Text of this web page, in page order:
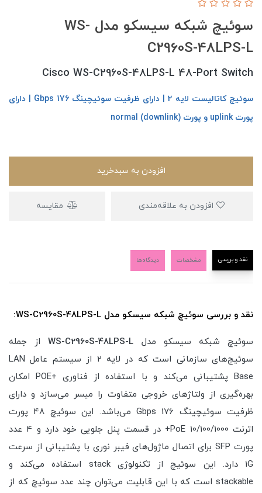
سوئیچ شبکه سیسکو مدل WS-
C2960S-48LPS-L
Cisco WS-C2960S-48LPS-L 48-Port Switch
سوئیچ کاتالیست لایه 2 | دارای ظرفیت سوئیچینگ 176 Gbps | دارای
پورت uplink و پورت normal (downlink)
افزودن به سبدخرید
مقایسه
نقد و بررسی مشخصات دیدگاه‌ها
نقد و بررسی سوئیچ شبکه سیسکو مدل WS-C2960S-48LPS-L:
سوئیچ شبکه سیسکو مدل WS-C2960S-48LPS-Lاز جمله
سوئیچ‌های سازمانی است که در لایه 2 از سیستم عامل LAN
Base پشتیبانی می‌کند و با استفاده از فناوری +POE امکان
بهره‌گیری از ولتاژهای خروجی متفاوت را میسر می‌سازد و دارای
ظرفیت سوئیچینگ 176 Gbps می‌باشد. این سوئیچ 48 پورت
اترنت 10/100/1000 PoE+ در قسمت پنل جلویی خود دارد و 4 عدد
پورت SFP برای اتصال ماژول‌های فیبر نوری با پشتیبانی از سرعت
1G دارد. این سوئیچ از تکنولوژی stack استفاده می‌کند و
stackable است که با این قابلیت می‌توان چند عدد سوئیچ که از